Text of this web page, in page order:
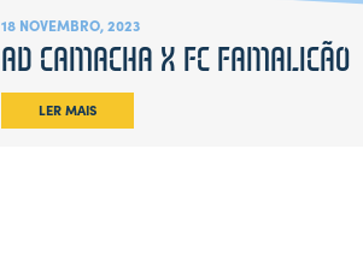
18 NOVEMBRO, 2023
AD CAMACHA X FC FAMALICÃO
LER MAIS